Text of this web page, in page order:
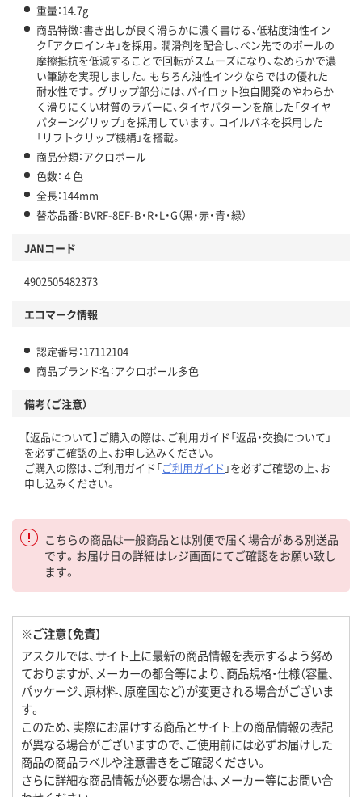
重量：14.7g
商品特徴：書き出しが良く滑らかに濃く書ける、低粘度油性イン
ク「アクロインキ」を採用。潤滑剤を配合し、ペン先でのボールの
摩擦抵抗を低減することで回転がスムーズになり、なめらかで濃
い筆跡を実現しました。もちろん油性インクならではの優れた
耐水性です。グリップ部分には、パイロット独自開発のやわらか
く滑りにくい材質のラバーに、タイヤパターンを施した「タイヤ
パターングリップ」を採用しています。コイルバネを採用した
「リフトクリップ機構」を搭載。
商品分類：アクロボール
色数：４色
全長：144mm
替芯品番：BVRF-8EF-B・R・L・G（黒・赤・青・緑）
JANコード
4902505482373
エコマーク情報
認定番号：17112104
商品ブランド名：アクロボール多色
備考（ご注意）
【返品について】ご購入の際は、ご利用ガイド「返品・交換について」
を必ずご確認の上、お申し込みください。
ご購入の際は、ご利用ガイド「ご利用ガイド 」を必ずご確認の上、お
申し込みください。
こちらの商品は一般商品とは別便で届く場合がある別送品
です。お届け日の詳細はレジ画面にてご確認をお願い致し
ます。
※ご注意【免責】
アスクルでは、サイト上に最新の商品情報を表示するよう努め
ておりますが、メーカーの都合等により、商品規格・仕様（容量、
パッケージ、原材料、原産国など）が変更される場合がございま
す。
このため、実際にお届けする商品とサイト上の商品情報の表記
が異なる場合がございますので、ご使用前には必ずお届けした
商品の商品ラベルや注意書きをご確認ください。
さらに詳細な商品情報が必要な場合は、メーカー等にお問い合